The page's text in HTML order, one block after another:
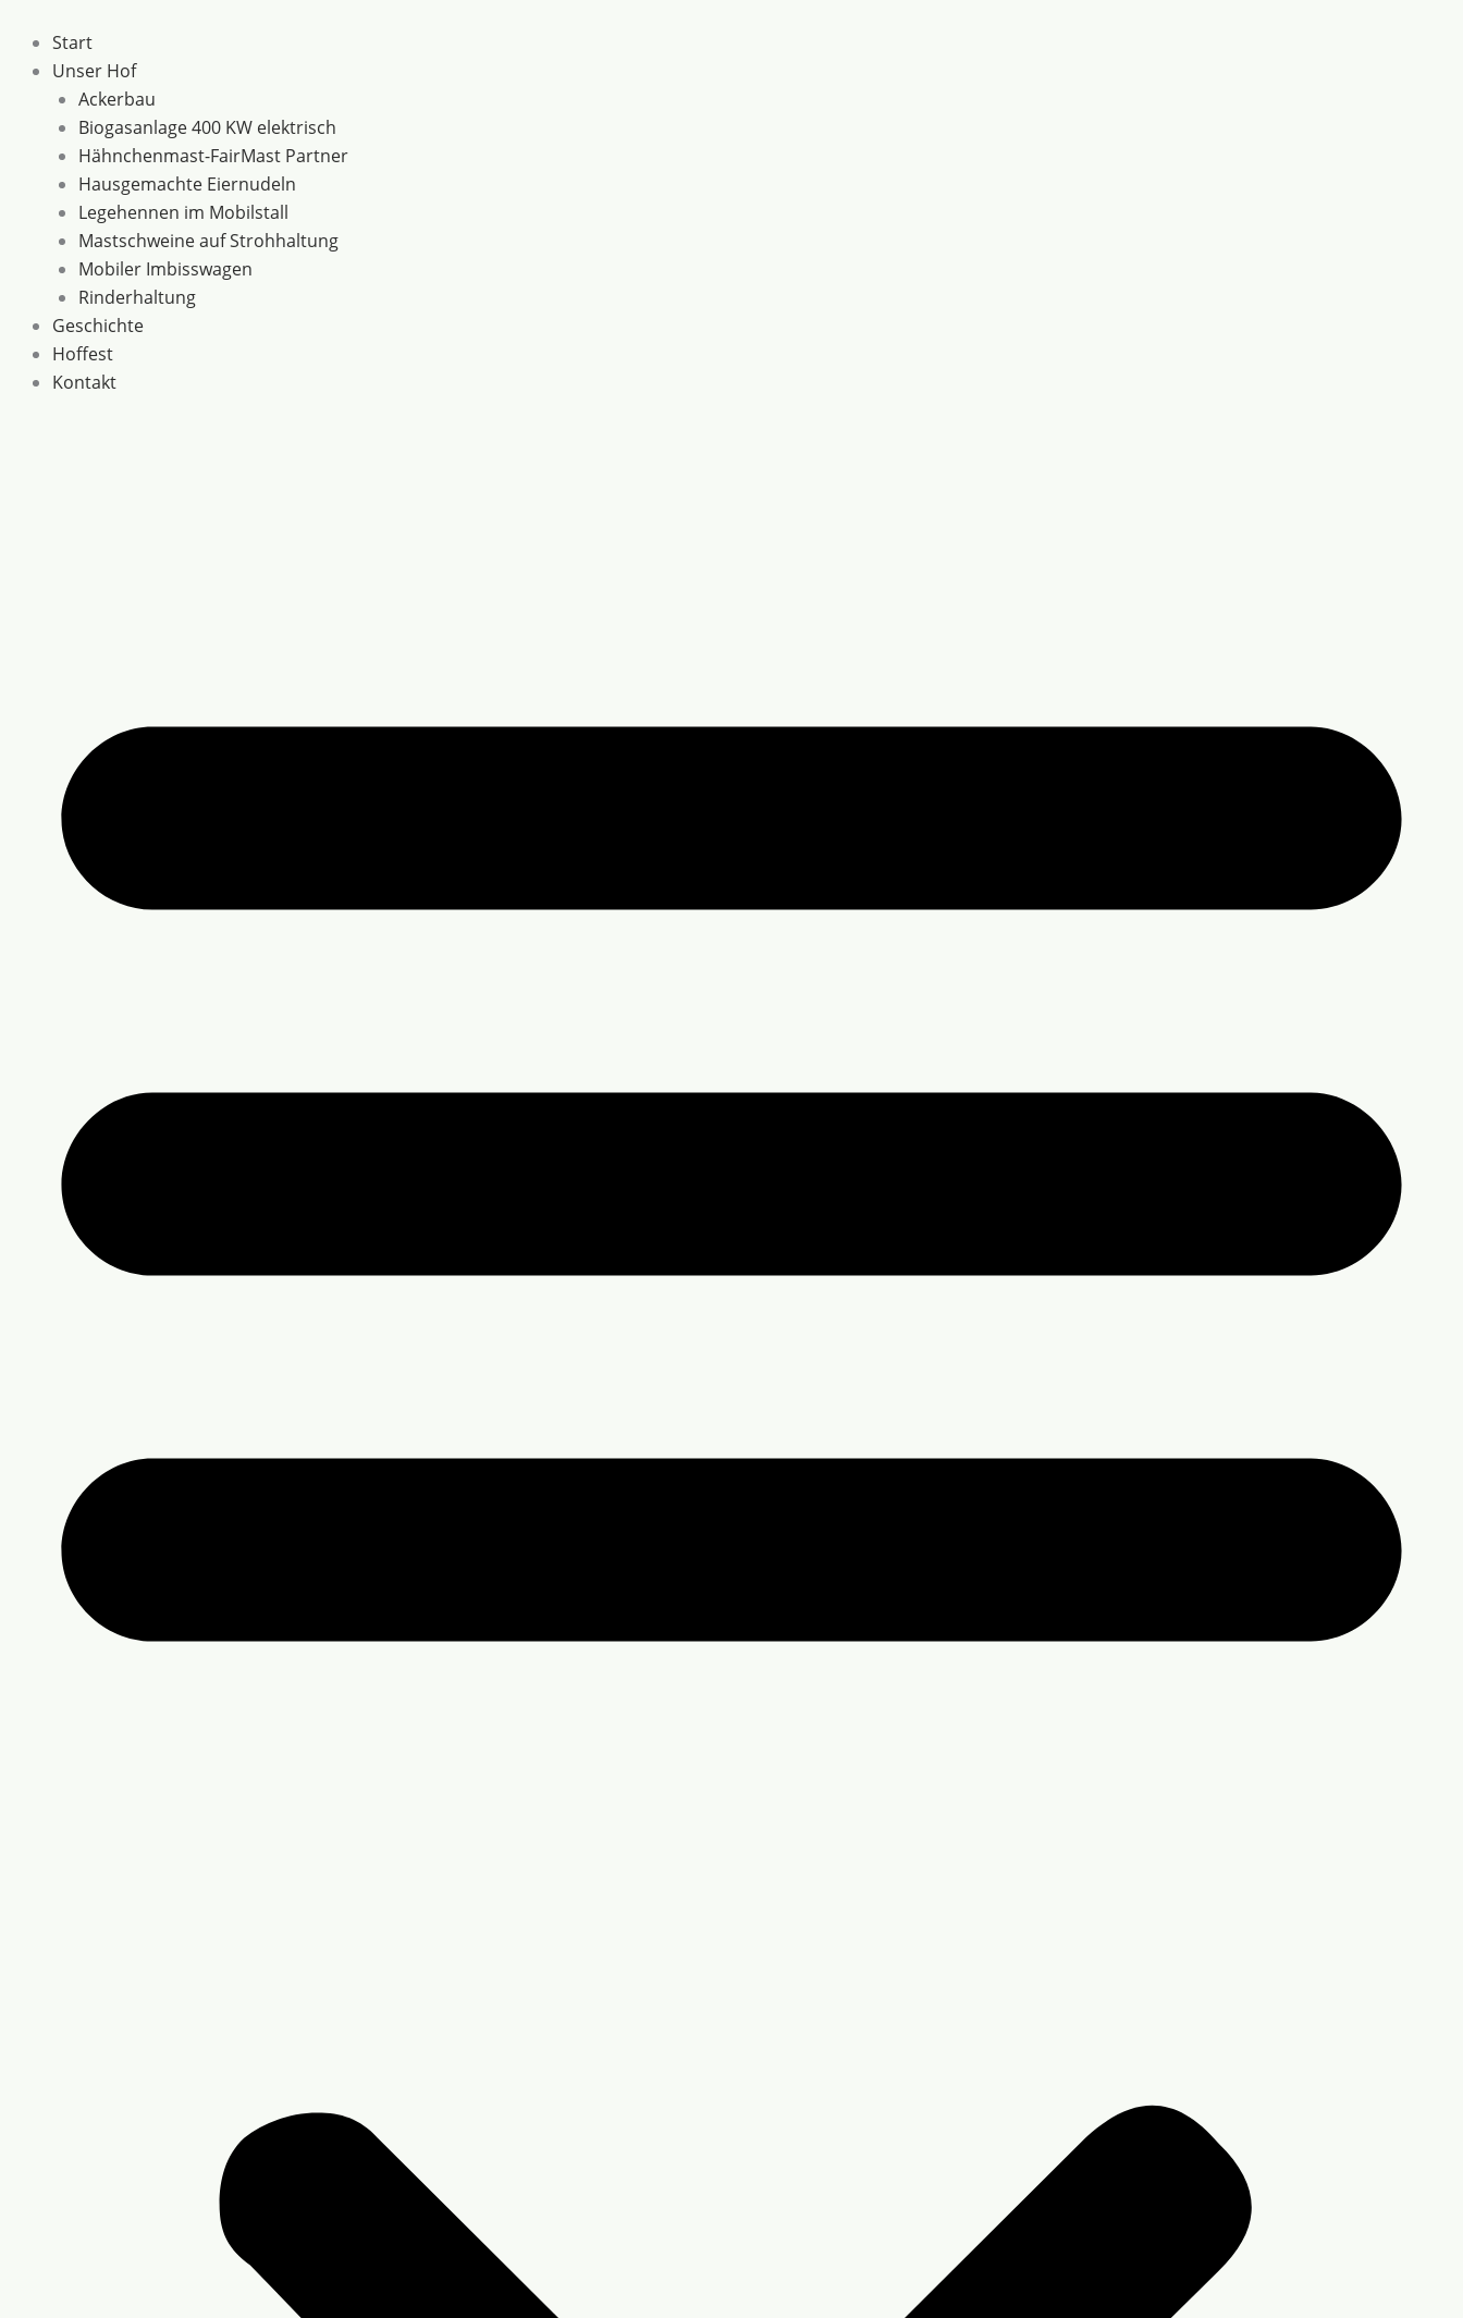
Inhalt
springen
Start
Unser Hof
Ackerbau
Biogasanlage 400 KW elektrisch
Hähnchenmast-FairMast Partner
Hausgemachte Eiernudeln
Legehennen im Mobilstall
Mastschweine auf Strohhaltung
Mobiler Imbisswagen
Rinderhaltung
Geschichte
Hoffest
Kontakt